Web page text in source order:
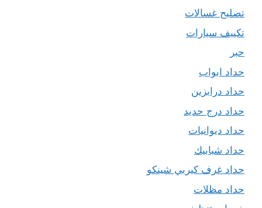
تصليح غسالات
تكييف سيارات
حبر
حداد ابواب
حداد درابزين
حداد درج حديد
حداد ديوانيات
حداد شبابيك
حداد غرف كيربي شينكو
حداد مظلات